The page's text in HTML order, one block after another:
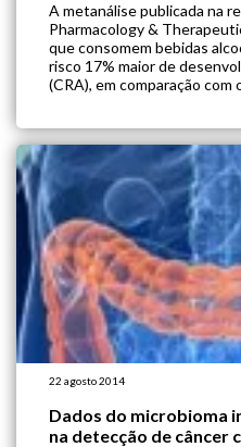
A metanálise publicada na
Pharmacology &
que consomem bebidas
risco 17% maior de
(CRA), em comparação com
na […]
22 agosto 2014
Dados do microbioma
na detecção de câncer